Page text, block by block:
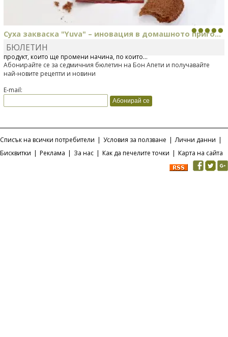
Суха закваска "Yuva" – иновация в домашното приго...
Отскоро Лесафр България стартира предлагането на изцяло нов
продукт, който ще промени начина, по който...
БЮЛЕТИН
Абонирайте се за седмичния бюлетин на Бон Апети и получавайте
най-новите рецепти и новини
E-mail:
Списък на всички потребители | Условия за ползване | Лични данни |
Бисквитки | Реклама | За нас | Как да печелите точки | Карта на сайта